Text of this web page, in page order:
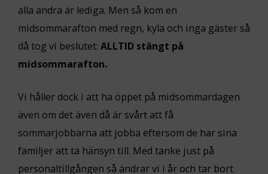
alla andra är lediga. Men så kom en
midsommarafton med regn, kyla och inga gäster så
då tog vi beslutet: ALLTID stängt på
midsommarafton.
Vi håller dock i att ha öppet på midsommardagen
även om det även då är svårt att få
sommarjobbarna att jobba eftersom de har sina
familjer att ta hänsyn till. Med tanke just på
personaltillgången så ändrar vi i år och tar bort